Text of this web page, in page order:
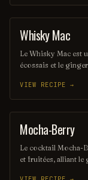
peut rehausser ses
unique.
ORDINARY DRINK
Whisky Mac
Le Whisky Mac est
écossais et le
chaleureuse et
mélange simple
amis ou un moment
VIEW RECIPE →
COFFEE / TEA
Mocha-Berry
Le cocktail Mocha-
et fruitées, alliant le